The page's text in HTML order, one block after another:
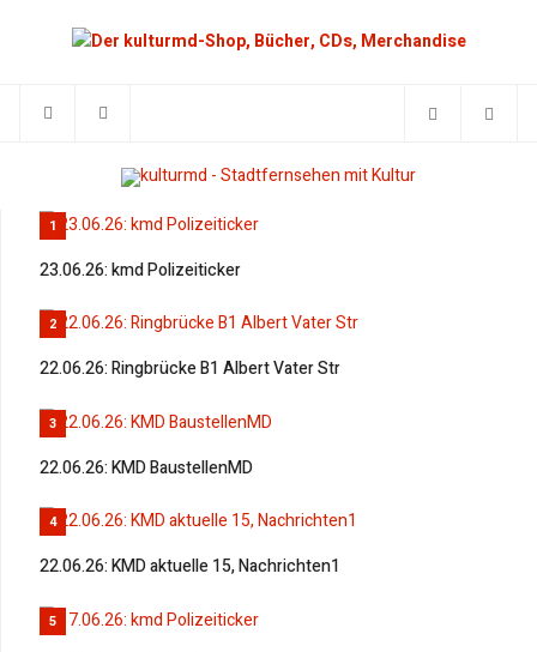
1
23.06.26: kmd Polizeiticker
2
22.06.26: Ringbrücke B1 Albert Vater Str
3
22.06.26: KMD BaustellenMD
4
22.06.26: KMD aktuelle 15, Nachrichten1
5